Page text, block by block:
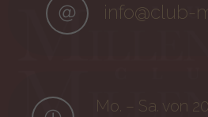
info@club-
Mo. – Sa. von